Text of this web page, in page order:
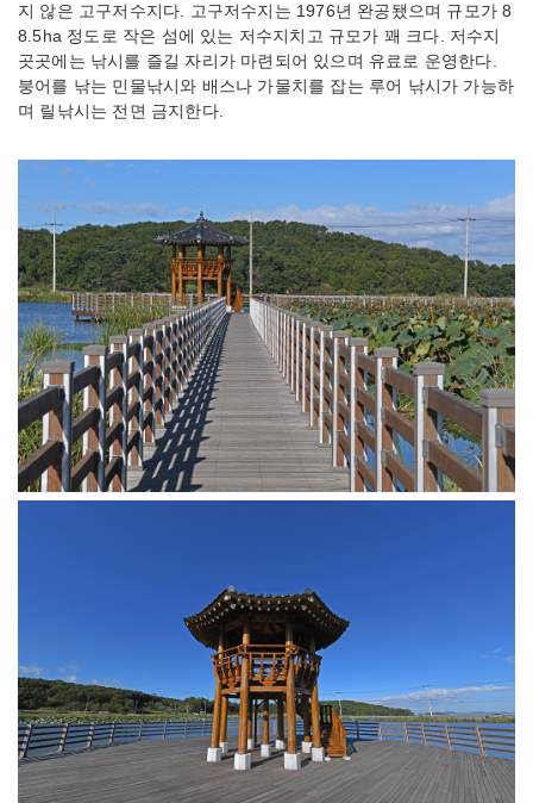
지 않은 고구저수지다. 고구저수지는 1976년 완공됐으며 규모가 8
8.5ha 정도로 작은 섬에 있는 저수지치고 규모가 꽤 크다. 저수지
곳곳에는 낚시를 즐길 자리가 마련되어 있으며 유료로 운영한다.
붕어를 낚는 민물낚시와 배스나 가물치를 잡는 루어 낚시가 가능하
며 릴낚시는 전면 금지한다.